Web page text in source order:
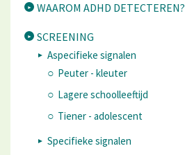
WAAROM ADHD DETECTEREN?
SCREENING
Aspecifieke signalen
Peuter - kleuter
Lagere schoolleeftijd
Tiener - adolescent
Specifieke signalen